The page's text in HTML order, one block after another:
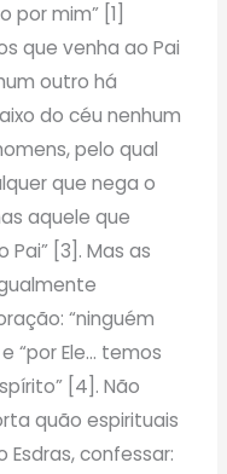
por mim” [1]
que venha ao Pai
outro há
do céu nenhum
pelo qual
que nega o
aquele que
[3]. Mas as
“ninguém
“por Ele… temos
[4]. Não
quão espirituais
confessar: